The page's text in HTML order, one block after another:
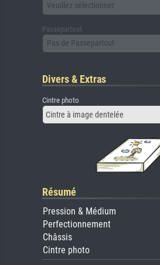
Veuillez sélectionner
Passepartout
Pas de Passepartout
Divers & Extras
Cintre photo
Cintre à image dentelée
Résumé
Pression & Médium
Perfectionnement
Châssis
Cintre photo